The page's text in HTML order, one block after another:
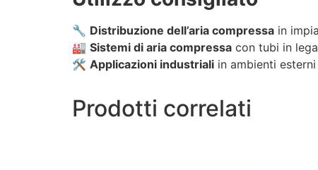
🔧 Distribuzione dell’aria compressa in
🏭 Sistemi di aria compressa con tubi in
🛠 Applicazioni industriali in ambienti
Prodotti correlati